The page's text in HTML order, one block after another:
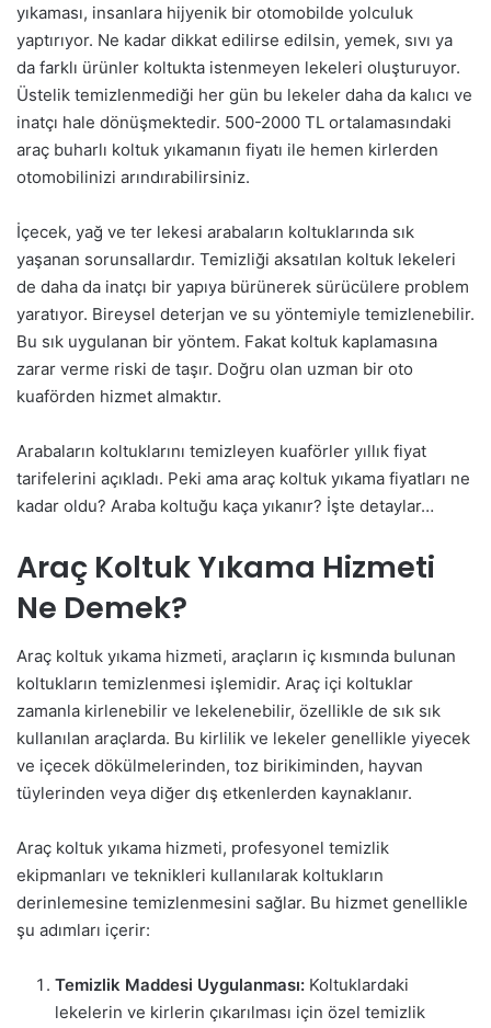
yıkaması, insanlara hijyenik bir otomobilde yolculuk
yaptırıyor. Ne kadar dikkat edilirse edilsin, yemek, sıvı ya
da farklı ürünler koltukta istenmeyen lekeleri oluşturuyor.
Üstelik temizlenmediği her gün bu lekeler daha da kalıcı ve
inatçı hale dönüşmektedir. 500-2000 TL ortalamasındaki
araç buharlı koltuk yıkamanın fiyatı ile hemen kirlerden
otomobilinizi arındırabilirsiniz.
İçecek, yağ ve ter lekesi arabaların koltuklarında sık
yaşanan sorunsallardır. Temizliği aksatılan koltuk lekeleri
de daha da inatçı bir yapıya bürünerek sürücülere problem
yaratıyor. Bireysel deterjan ve su yöntemiyle temizlenebilir.
Bu sık uygulanan bir yöntem. Fakat koltuk kaplamasına
zarar verme riski de taşır. Doğru olan uzman bir oto
kuaförden hizmet almaktır.
Arabaların koltuklarını temizleyen kuaförler yıllık fiyat
tarifelerini açıkladı. Peki ama araç koltuk yıkama fiyatları ne
kadar oldu? Araba koltuğu kaça yıkanır? İşte detaylar…
Araç Koltuk Yıkama Hizmeti
Ne Demek?
Araç koltuk yıkama hizmeti, araçların iç kısmında bulunan
koltukların temizlenmesi işlemidir. Araç içi koltuklar
zamanla kirlenebilir ve lekelenebilir, özellikle de sık sık
kullanılan araçlarda. Bu kirlilik ve lekeler genellikle yiyecek
ve içecek dökülmelerinden, toz birikiminden, hayvan
tüylerinden veya diğer dış etkenlerden kaynaklanır.
Araç koltuk yıkama hizmeti, profesyonel temizlik
ekipmanları ve teknikleri kullanılarak koltukların
derinlemesine temizlenmesini sağlar. Bu hizmet genellikle
şu adımları içerir:
Temizlik Maddesi Uygulanması: Koltuklardaki
lekelerin ve kirlerin çıkarılması için özel temizlik